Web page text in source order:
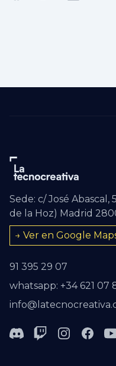
Sede: c/ José
de la Hoz) Madrid
→ Ver en Google
91 395 29 07
whatsapp: +34 621 07
DiscordTwitchInstagram